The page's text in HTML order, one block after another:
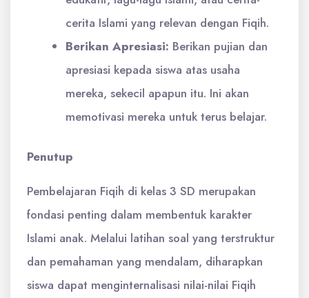
cerita Islami yang relevan dengan Fiqih.
Berikan Apresiasi: Berikan pujian dan
apresiasi kepada siswa atas usaha
mereka, sekecil apapun itu. Ini akan
memotivasi mereka untuk terus belajar.
Penutup
Pembelajaran Fiqih di kelas 3 SD merupakan
fondasi penting dalam membentuk karakter
Islami anak. Melalui latihan soal yang terstruktur
dan pemahaman yang mendalam, diharapkan
siswa dapat menginternalisasi nilai-nilai Fiqih